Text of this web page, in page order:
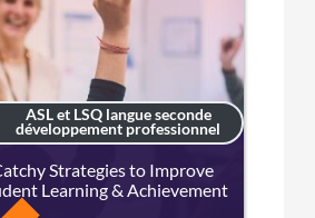
ASL et LSQ langue seconde
développement professionnel
Strategies to Improve
Learning & Achievement